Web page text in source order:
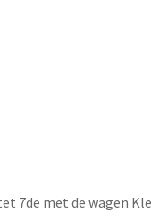
7de met de wagen